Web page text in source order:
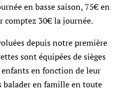
en basse saison, 75€ en
comptez 30€ la journée.
depuis notre première
sont équipées de sièges
enfants en fonction de leur
balader en famille en toute